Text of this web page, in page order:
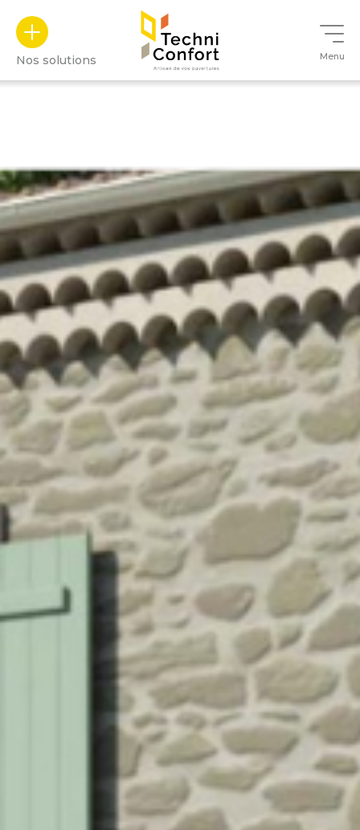
Nos solutions Menu
Panneau de gestion des cookies